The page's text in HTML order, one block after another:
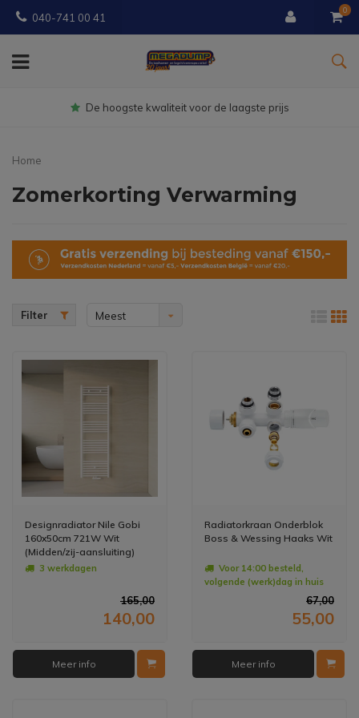
040-741 00 41
0
Gratisbezorgd vanaf € 150
Home
Zomerkorting Verwarming
Filter
Meest
Designradiator Nile Gobi
160x50cm 721W Wit
(Midden/zij-aansluiting)
3 werkdagen
165,00
140,00
Meer info
Radiatorkraan Onderblok
Boss & Wessing Haaks Wit
Voor 14:00 besteld,
volgende (werk)dag in huis
67,00
55,00
Meer info